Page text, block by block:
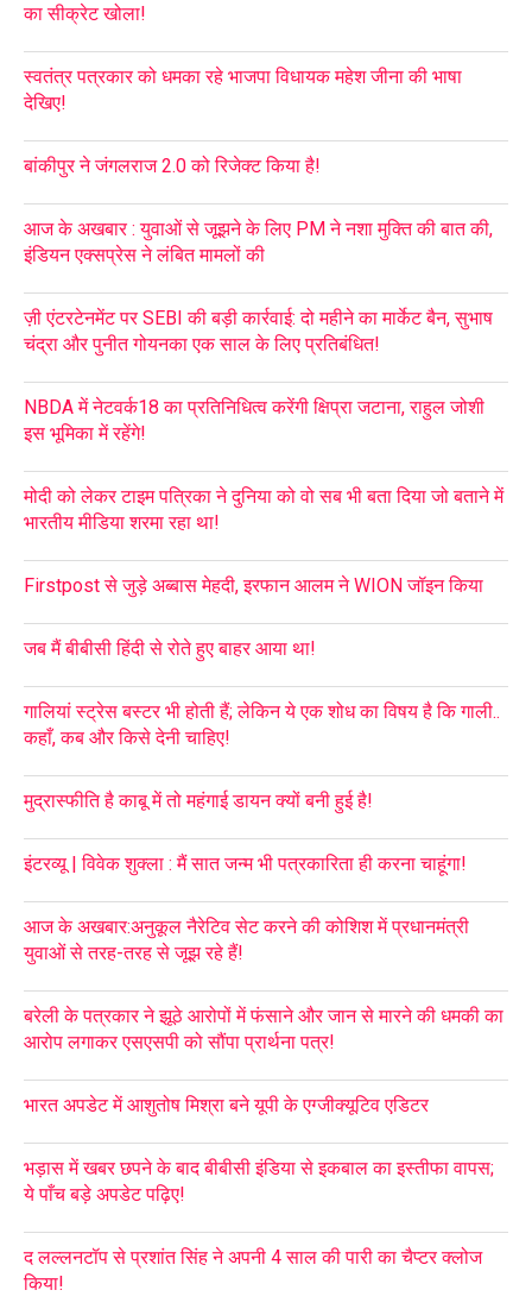
का सीक्रेट खोला!
स्वतंत्र पत्रकार को धमका रहे भाजपा विधायक महेश जीना की भाषा
देखिए!
बांकीपुर ने जंगलराज 2.0 को रिजेक्ट किया है!
आज के अखबार : युवाओं से जूझने के लिए PM ने नशा मुक्ति की बात की,
इंडियन एक्सप्रेस ने लंबित मामलों की
ज़ी एंटरटेनमेंट पर SEBI की बड़ी कार्रवाई: दो महीने का मार्केट बैन, सुभाष
चंद्रा और पुनीत गोयनका एक साल के लिए प्रतिबंधित!
NBDA में नेटवर्क18 का प्रतिनिधित्व करेंगी क्षिप्रा जटाना, राहुल जोशी
इस भूमिका में रहेंगे!
मोदी को लेकर टाइम पत्रिका ने दुनिया को वो सब भी बता दिया जो बताने में
भारतीय मीडिया शरमा रहा था!
Firstpost से जुड़े अब्बास मेहदी, इरफान आलम ने WION जॉइन किया
जब मैं बीबीसी हिंदी से रोते हुए बाहर आया था!
गालियां स्ट्रेस बस्टर भी होती हैं; लेकिन ये एक शोध का विषय है कि गाली..
कहाँ, कब और किसे देनी चाहिए!
मुद्रास्फीति है काबू में तो महंगाई डायन क्यों बनी हुई है!
इंटरव्यू | विवेक शुक्ला : मैं सात जन्म भी पत्रकारिता ही करना चाहूंगा!
आज के अखबार:अनुकूल नैरेटिव सेट करने की कोशिश में प्रधानमंत्री
युवाओं से तरह-तरह से जूझ रहे हैं!
बरेली के पत्रकार ने झूठे आरोपों में फंसाने और जान से मारने की धमकी का
आरोप लगाकर एसएसपी को सौंपा प्रार्थना पत्र!
भारत अपडेट में आशुतोष मिश्रा बने यूपी के एग्जीक्यूटिव एडिटर
भड़ास में खबर छपने के बाद बीबीसी इंडिया से इकबाल का इस्तीफा वापस;
ये पाँच बड़े अपडेट पढ़िए!
द लल्लनटॉप से प्रशांत सिंह ने अपनी 4 साल की पारी का चैप्टर क्लोज
किया!